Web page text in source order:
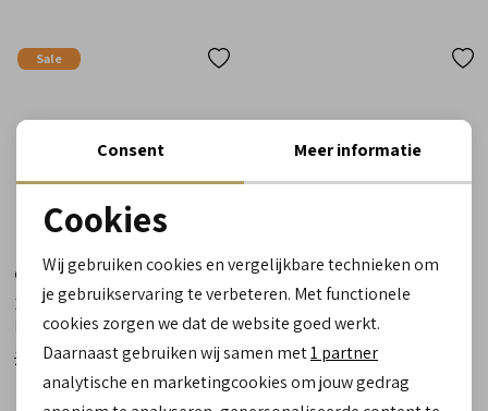
Sale
Giorgio
28785 387 lavanda relight
blauw
189,90 75,99
Giorgio
50504 08 Bufalo Blu blauw
189,90
Noodzakelijke cookies
Analytische cookies
Marketing cookies
Consent Meer informatie
Cookies
Wij gebruiken cookies en vergelijkbare technieken om
je gebruikservaring te verbeteren. Met functionele
cookies zorgen we dat de website goed werkt.
Daarnaast gebruiken wij samen met1 partner
analytische en marketingcookies om jouw gedrag